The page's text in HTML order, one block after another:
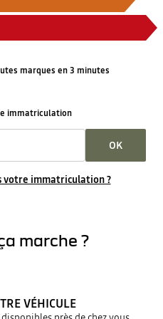
marques en 3 minutes
immatriculation
OK
votre immatriculation ?
marche ?
VÉHICULE